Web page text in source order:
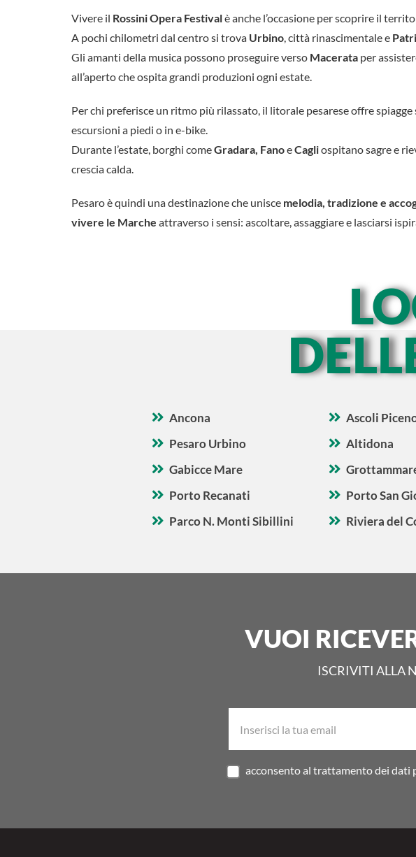
Vivere il Rossini Opera Festivalè anche l’occasione per scoprire il
A pochi chilometri dal centro si trova Urbino, città rinascimentale e
Gli amanti della musica possono proseguire verso Macerata per
all’aperto che ospita grandi produzioni ogni estate.
Per chi preferisce un ritmo più rilassato, il litorale pesarese offre
escursioni a piedi o in e-bike.
Durante l’estate, borghi comeGradara, FanoeCagliospitano sagre e
crescia calda.
Pesaro è quindi una destinazione che unisce melodia, tradizione e
vivere le Marche attraverso i sensi: ascoltare, assaggiare e lasciarsi
Ancona Ascoli
Pesaro Urbino
Altidona
Gabicce Mare
Porto Recanati
Porto San
Parco N. Monti Sibillini
Riviera del
VUOI
ISCRIVITI ALLA
acconsento al trattamento dei dati